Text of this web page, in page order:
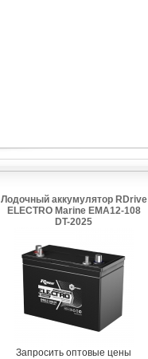
Лодочный аккумулятор RDrive
ELECTRO Marine EMA12-108
DT-2025
Запросить оптовые цены